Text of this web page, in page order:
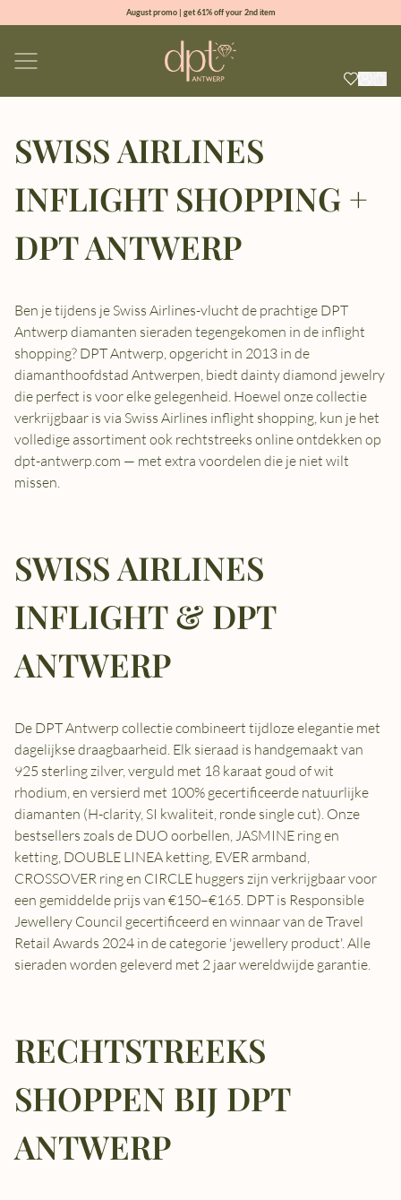
August promo | get 61% off your 2nd item
100% natural diamonds for every day
SWISS AIRLINES
INFLIGHT SHOPPING +
DPT ANTWERP
Ben je tijdens je Swiss Airlines-vlucht de prachtige DPT
Antwerp diamanten sieraden tegengekomen in de inflight
shopping? DPT Antwerp, opgericht in 2013 in de
diamanthoofdstad Antwerpen, biedt dainty diamond jewelry
die perfect is voor elke gelegenheid. Hoewel onze collectie
verkrijgbaar is via Swiss Airlines inflight shopping, kun je het
volledige assortiment ook rechtstreeks online ontdekken op
dpt-antwerp.com — met extra voordelen die je niet wilt
missen.
SWISS AIRLINES
INFLIGHT & DPT
ANTWERP
De DPT Antwerp collectie combineert tijdloze elegantie met
dagelijkse draagbaarheid. Elk sieraad is handgemaakt van
925 sterling zilver, verguld met 18 karaat goud of wit
rhodium, en versierd met 100% gecertificeerde natuurlijke
diamanten (H-clarity, SI kwaliteit, ronde single cut). Onze
bestsellers zoals de DUO oorbellen, JASMINE ring en
ketting, DOUBLE LINEA ketting, EVER armband,
CROSSOVER ring en CIRCLE huggers zijn verkrijgbaar voor
een gemiddelde prijs van €150–€165. DPT is Responsible
Jewellery Council gecertificeerd en winnaar van de Travel
Retail Awards 2024 in de categorie 'jewellery product'. Alle
sieraden worden geleverd met 2 jaar wereldwijde garantie.
RECHTSTREEKS
SHOPPEN BIJ DPT
ANTWERP